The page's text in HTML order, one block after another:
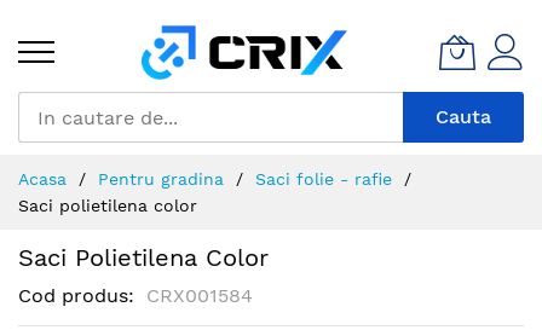
Continut
Cauta
Acasa Pentru gradina
Saci folie - rafie
Saci polietilena color
Saci Polietilena Color
Cod produs CRX001584